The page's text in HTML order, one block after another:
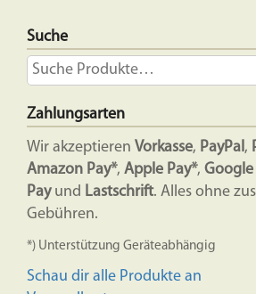
Suche
Zahlungsarten
Wir akzeptieren Vorkasse, PayPal,
Amazon Pay*, Apple Pay*, Google
Payund Lastschrift. Alles ohne
Gebühren.
*) Unterstützung Geräteabhängig
Schau dir alle Produkte an